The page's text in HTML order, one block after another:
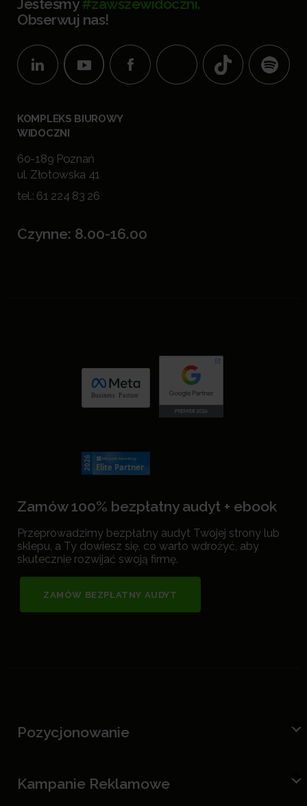
Jesteśmy#zawszewidoczni.
Obserwuj nas!
KOMPLEKS BIUROWY
WIDOCZNI
60-189 Poznań
ul. Złotowska 41
tel.: 61 224 83 26
Czynne: 8.00-16.00
Zamów 100% bezpłatny audyt + ebook
Przeprowadzimy bezpłatny audyt Twojej strony lub
sklepu, a Ty dowiesz się, co warto wdrożyć, aby
skutecznie rozwijać swoją firmę.
ZAMÓW BEZPŁATNY AUDYT
Pozycjonowanie
Kampanie Reklamowe